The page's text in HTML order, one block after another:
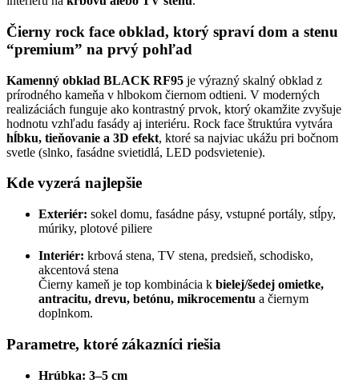
Čierny rock face obklad, ktorý spraví dom a stenu
“premium” na prvý pohľad
Kamenný obklad BLACK RF95 je výrazný skalný obklad z
prírodného kameňa v hlbokom čiernom odtieni. V moderných
realizáciách funguje ako kontrastný prvok, ktorý okamžite zvyšuje
hodnotu vzhľadu fasády aj interiéru. Rock face štruktúra vytvára
hĺbku, tieňovanie a 3D efekt, ktoré sa najviac ukážu pri bočnom
svetle (slnko, fasádne svietidlá, LED podsvietenie).
Kde vyzerá najlepšie
Exteriér: sokel domu, fasádne pásy, vstupné portály, stĺpy,
múriky, plotové piliere
Interiér: krbová stena, TV stena, predsieň, schodisko,
akcentová stena
Čierny kameň je top kombinácia k bielej/šedej omietke,
antracitu, drevu, betónu, mikrocementu a čiernym
doplnkom.
Parametre, ktoré zákazníci riešia
Hrúbka: 3–5 cm